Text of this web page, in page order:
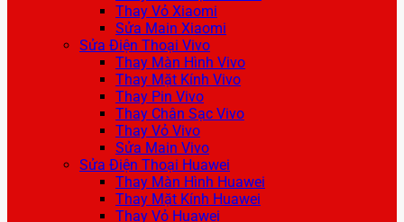
Thay Vỏ Xiaomi
Sửa Main Xiaomi
Sửa Điện Thoại Vivo
Thay Màn Hình Vivo
Thay Mặt Kính Vivo
Thay Pin Vivo
Thay Chân Sạc Vivo
Thay Vỏ Vivo
Sửa Main Vivo
Sửa Điện Thoại Huawei
Thay Màn Hình Huawei
Thay Mặt Kính Huawei
Thay Vỏ Huawei